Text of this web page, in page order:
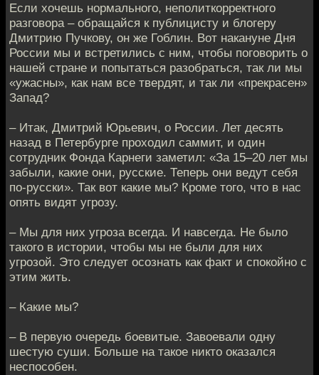
Если хочешь нормального, неполиткорректного
разговора – обращайся к публицисту и блогеру
Дмитрию Пучкову, он же Гоблин. Вот накануне Дня
России мы и встретились с ним, чтобы поговорить о
нашей стране и попытаться разобраться, так ли мы
«ужасны», как нам все твердят, и так ли «прекрасен»
Запад?
– Итак, Дмитрий Юрьевич, о России. Лет десять
назад в Петербурге проходил саммит, и один
сотрудник Фонда Карнеги заметил: «За 15–20 лет мы
забыли, какие они, русские. Теперь они ведут себя
по-русски». Так вот какие мы? Кроме того, что в нас
опять видят угрозу.
– Мы для них угроза всегда. И навсегда. Не было
такого в истории, чтобы мы не были для них
угрозой. Это следует осознать как факт и спокойно с
этим жить.
– Какие мы?
– В первую очередь боевитые. Завоевали одну
шестую суши. Больше на такое никто оказался
неспособен.